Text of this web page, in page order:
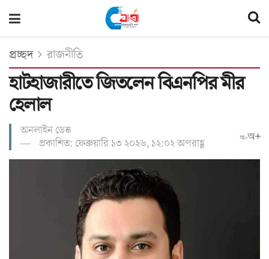
প্রচ্ছদ রাজনীতি
হাটহাজারীতে জিতলেন বিএনপির মীর
হেলাল
অনলাইন ডেস্ক
প্রকাশিত: ফেব্রুয়ারি ১৩ ২০২৬, ১২:০২ অপরাহ্ণ
অ-অ+